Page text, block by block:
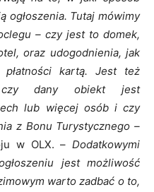
ogłoszenia. Tutaj mówimy
– czy jest to domek,
oraz udogodnienia, jak
kartą. Jest też
czy dany obiekt jest
lub więcej osób i czy
z Bonu Turystycznego –
w OLX. – Dodatkowymi
jest możliwość
warto zadbać o to,